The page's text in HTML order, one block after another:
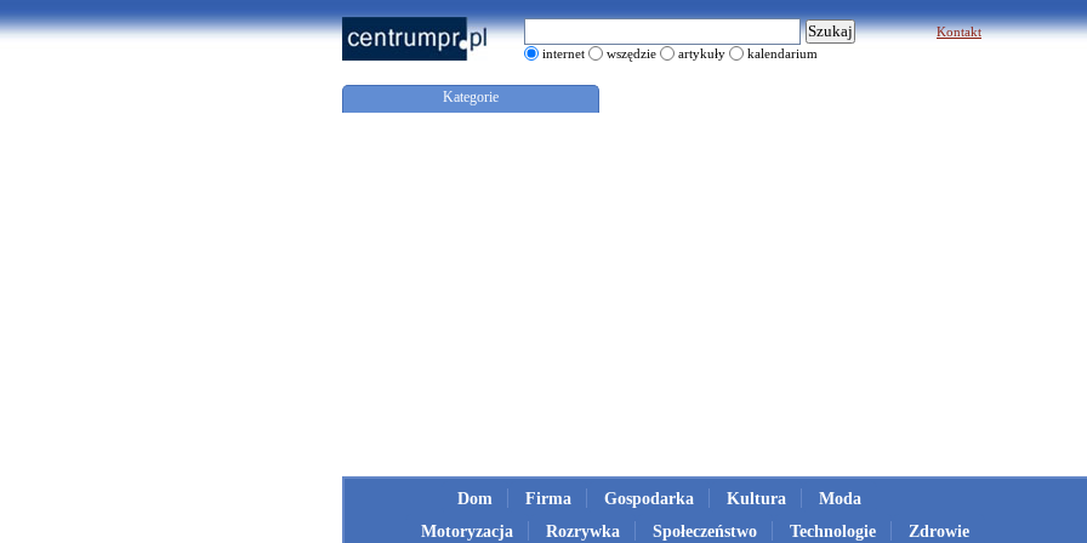
internet wszędzie artykuły kalendarium
Kontakt
Kategorie
Dom Firma Gospodarka Kultura
Moda
Motoryzacja
Rozrywka Społeczeństwo Technologie Zdrowie